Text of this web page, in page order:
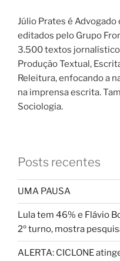
Júlio Prates é
editados pelo Grupo
3.500 textos
Produção Textual,
Releitura, enfocando a
na imprensa escrita.
Sociologia.
Posts recentes
UMA PAUSA
Lula tem 46% e Flávio
2º turno, mostra
ALERTA: CICLONE